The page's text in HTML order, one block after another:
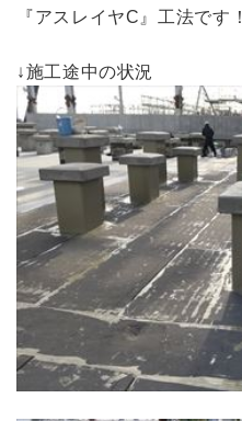
『アスレイヤC』工法です！
↓施工途中の状況